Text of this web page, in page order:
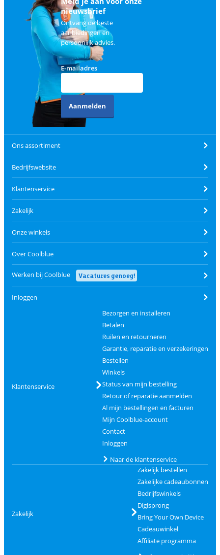
nieuwsbrief
Ontvang de beste
aanbiedingen en
persoonlijk advies.
E-mailadres
Aanmelden
Ons assortiment
Bedrijfswebsite
Klantenservice
Zakelijk
Onze winkels
Over Coolblue
Werken bij Coolblue Vacatures genoeg!
Inloggen
Klantenservice
Bezorgen en installeren
Betalen
Ruilen en retourneren
Garantie, reparatie en verzekeringen
Bestellen
Winkels
Status van mijn bestelling
Retour of reparatie aanmelden
Al mijn bestellingen en facturen
Mijn Coolblue-account
Contact
Inloggen
Naar de klantenservice
Zakelijk
Zakelijk bestellen
Zakelijke cadeaubonnen
Bedrijfswinkels
Digisprong
Bring Your Own Device
Cadeauwinkel
Affiliate programma